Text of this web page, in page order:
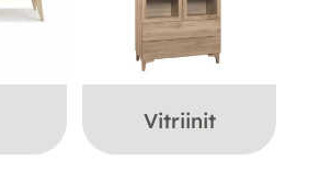
Vitriinit